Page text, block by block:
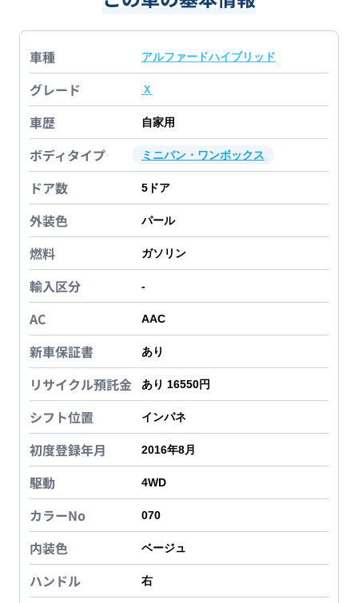
車種 アルファードハイブリッド
グレード Ｘ
車歴 自家用
ボディタイプ ミニバン・ワンボックス
ドア数 5 ドア
外装色 パール
燃料 ガソリン
輸入区分 -
AC AAC
新車保証書 あり
リサイクル預託金 あり 16550円
シフト位置 インパネ
初度登録年月 2016年8月
駆動 4WD
カラーNo 070
内装色 ベージュ
ハンドル 右